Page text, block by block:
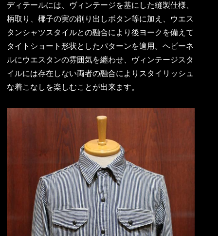
ディテールには、ヴィンテージを基にした縫製仕様、
柄取り、椰子の実の削り出しボタン等に加え、ウエス
タンシャツスタイルとの融合により後ヨークを備えて
タイトショート形状としたパターンを適用。ヘビーネ
ルにウエスタンの雰囲気を纏わせ、ヴィンテージスタ
イルには存在しない両者の融合によりスタイリッシュ
な着こなしを楽しむことが出来ます。